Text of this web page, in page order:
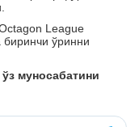
League
ўринни
муносабатини